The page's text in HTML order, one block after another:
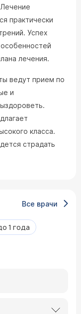
практически
Успех
лечения.
ведут прием по
и
класса.
страдать
Все врачи
1 года